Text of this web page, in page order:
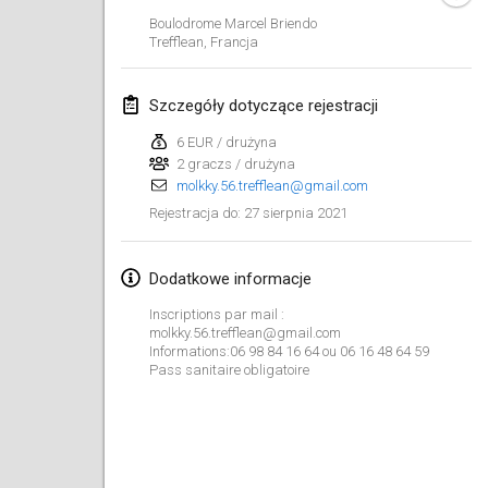
Boulodrome Marcel Briendo
Trefflean Francja
Szczegóły dotyczące rejestracji
6 EUR / drużyna
2 graczs / drużyna
molkky.56.trefflean@gmail.com
Rejestracja do: 27 sierpnia 2021
Dodatkowe informacje
Inscriptions par mail :
molkky.56.trefflean@gmail.com
Informations:06 98 84 16 64 ou 06 16 48 64 59
Pass sanitaire obligatoire
Open de Boulay Triplette
kwiecień 2021
Tournoi du printemps confiné
9 kwi 2021|Francja
Indoor de la CASAS
10 kwi 2021 Francja
10 kwi 2021| Czechy